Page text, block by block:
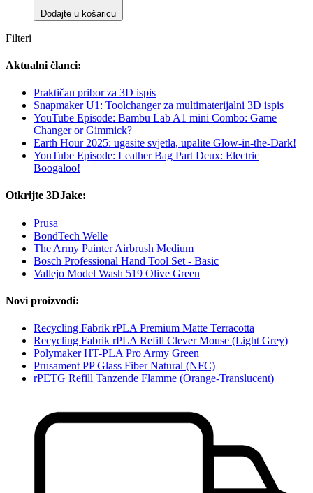
Dodajte u košaricu
Filteri
Aktualni članci:
Praktičan pribor za 3D ispis
Snapmaker U1: Toolchanger za multimaterijalni 3D ispis
YouTube Episode: Bambu Lab A1 mini Combo: Game
Changer or Gimmick?
Earth Hour 2025: ugasite svjetla, upalite Glow-in-the-Dark!
YouTube Episode: Leather Bag Part Deux: Electric
Boogaloo!
Otkrijte 3DJake:
Prusa
BondTech Welle
The Army Painter Airbrush Medium
Bosch Professional Hand Tool Set - Basic
Vallejo Model Wash 519 Olive Green
Novi proizvodi:
Recycling Fabrik rPLA Premium Matte Terracotta
Recycling Fabrik rPLA Refill Clever Mouse (Light Grey)
Polymaker HT-PLA Pro Army Green
Prusament PP Glass Fiber Natural (NFC)
rPETG Refill Tanzende Flamme (Orange-Translucent)